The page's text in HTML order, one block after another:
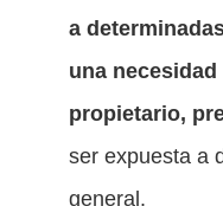
a
una
propietario,
ser expuesta a
general.